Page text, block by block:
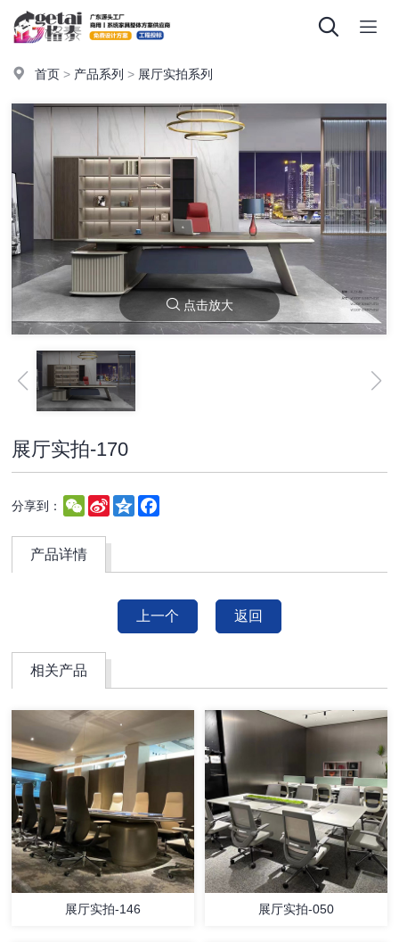
首页 > 产品系列 > 展厅实拍系列
点击放大
展厅实拍-170
分享到： WeChat
Sina
Weibo
Qzone
产品详情
上一个 返回
相关产品
展厅实拍-146 展厅实拍-050